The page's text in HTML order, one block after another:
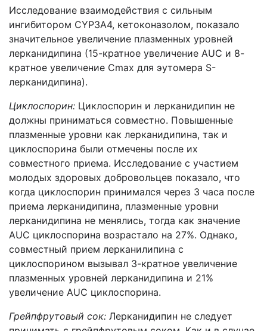
Исследование взаимодействия с сильным
ингибитором CYP3A4, кетоконазолом, показало
значительное увеличение плазменных уровней
лерканидипина (15-кратное увеличение AUC и 8-
кратное увеличение Cmax для эутомера S-
лерканидипина).
Циклоспорин: Циклоспорин и лерканидипин не
должны приниматься совместно. Повышенные
плазменные уровни как лерканидипина, так и
циклоспорина были отмечены после их
совместного приема. Исследование с участием
молодых здоровых добровольцев показало, что
когда циклоспорин принимался через 3 часа после
приема лерканидипина, плазменные уровни
лерканидипина не менялись, тогда как значение
AUC циклоспорина возрастало на 27%. Однако,
совместный прием лерканилипина с
циклоспорином вызывал 3-кратное увеличение
плазменных уровней лерканидипина и 21%
увеличение AUC циклоспорина.
Грейпфрутовый сок: Лерканидипин не следует